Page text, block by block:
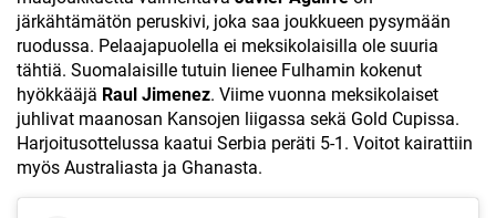
järkähtämätön peruskivi, joka saa joukkueen pysymään
ruodussa. Pelaajapuolella ei meksikolaisilla ole suuria
tähtiä. Suomalaisille tutuin lienee Fulhamin kokenut
hyökkääjä Raul Jimenez. Viime vuonna meksikolaiset
juhlivat maanosan Kansojen liigassa sekä Gold Cupissa.
Harjoitusottelussa kaatui Serbia peräti 5-1. Voitot kairattiin
myös Australiasta ja Ghanasta.